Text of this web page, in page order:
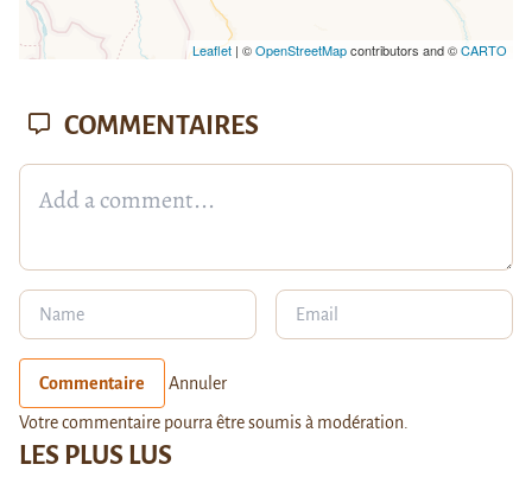
Leaflet| ©OpenStreetMapcontributors and ©CARTO
LES PLUS LUS
COMMENTAIRES
Commentaire Annuler
Votre commentaire pourra être soumis à modération.